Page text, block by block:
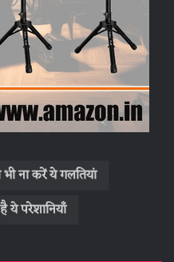
ना करें ये गलतियां
ये परेशानियाँ